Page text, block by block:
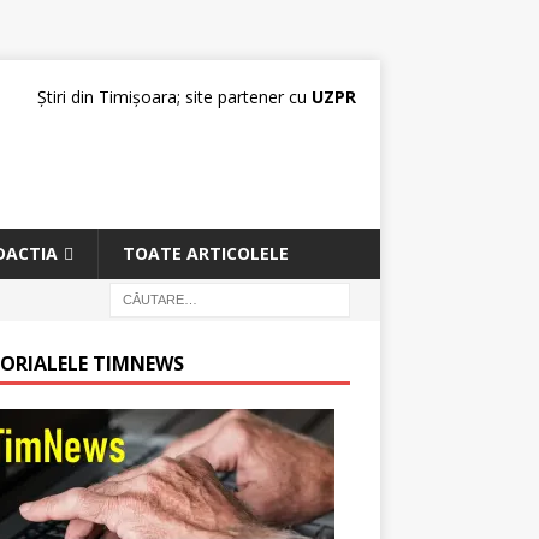
Știri din Timișoara; site partener cu UZPR
TOATE ARTICOLELE
TIMNEWS